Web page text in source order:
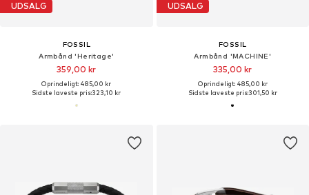
UDSALG
FOSSIL
Armbånd 'Heritage'
359,00 kr
Oprindeligt: 485,00 kr
Sidste laveste pris:323,10 kr
UDSALG
FOSSIL
Armbånd 'MACHINE'
335,00 kr
Oprindeligt: 485,00 kr
Sidste laveste pris:301,50 kr